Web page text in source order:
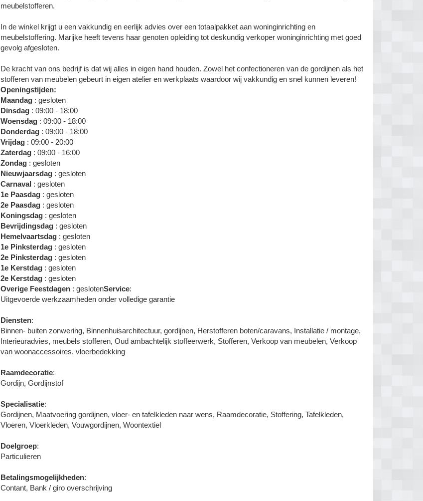
meubelstofferen.
In de winkel krijgt u een vakkundig en eerlijk advies over een totaalpakket aan woninginrichting en
meubelstoffering. Marijke heeft tevens haar genoten opleiding tot deskundig verkoper woninginrichting met goed
gevolg afgesloten.
De kracht van ons bedrijf is dat wij alles in eigen hand houden. Zowel het confectioneren van de gordijnen als het
stofferen van meubelen gebeurt in eigen atelier en werkplaats waardoor wij vakkundig en snel kunnen leveren!
Openingstijden:
Maandag : gesloten
Dinsdag : 09:00 - 18:00
Woensdag : 09:00 - 18:00
Donderdag : 09:00 - 18:00
Vrijdag : 09:00 - 20:00
Zaterdag : 09:00 - 16:00
Zondag : gesloten
Nieuwjaarsdag : gesloten
Carnaval : gesloten
1e Paasdag : gesloten
2e Paasdag : gesloten
Koningsdag : gesloten
Bevrijdingsdag : gesloten
Hemelvaartsdag : gesloten
1e Pinksterdag : gesloten
2e Pinksterdag : gesloten
1e Kerstdag : gesloten
2e Kerstdag : gesloten
Overige Feestdagen : geslotenService:
Uitgevoerde werkzaamheden onder volledige garantie
Diensten:
Binnen- buiten zonwering, Binnenhuisarchitectuur, gordijnen, Herstofferen boten/caravans, Installatie / montage,
Interieuradvies, meubels stofferen, Oud ambachtelijk stoffeerwerk, Stofferen, Verkoop van meubelen, Verkoop
van woonaccessoires, vloerbedekking
Raamdecoratie:
Gordijn, Gordijnstof
Specialisatie:
Gordijnen, Maatvoering gordijnen, vloer- en tafelkleden naar wens, Raamdecoratie, Stoffering, Tafelkleden,
Vloeren, Vloerkleden, Vouwgordijnen, Woontextiel
Doelgroep:
Particulieren
Betalingsmogelijkheden:
Contant, Bank / giro overschrijving